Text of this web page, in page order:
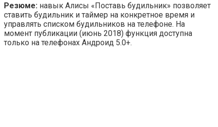
Резюме: навык Алисы «Поставь будильник» позволяет
ставить будильник и таймер на конкретное время и
управлять списком будильников на телефоне. На
момент публикации (июнь 2018) функция доступна
только на телефонах Андроид 5.0+.